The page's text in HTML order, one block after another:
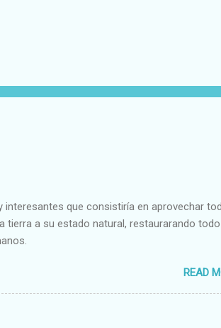
que consistiría en aprovechar
tierra a su estado natural, restaurarando
READ